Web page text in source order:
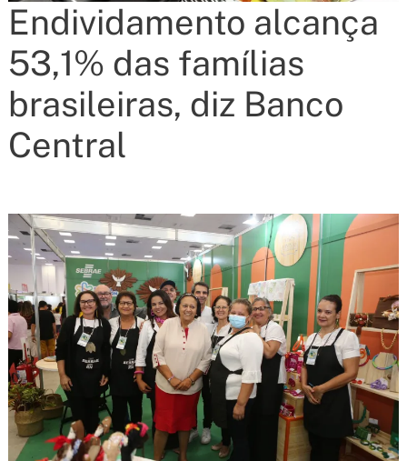
Endividamento alcança
53,1% das famílias
brasileiras, diz Banco
Central